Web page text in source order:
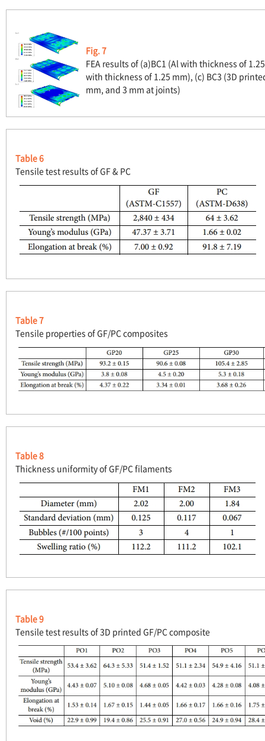
Fig. 7
FEA results of (a)BC1 (Al with thickness of
with thickness of 1.25 mm), (c) BC3 (3D
mm, and 3 mm at joints)
Table 6
Tensile test results of GF & PC
Table 7
Tensile properties of GF/PC composites
Table 8
Thickness uniformity of GF/PC filaments
Table 9
Tensile test results of 3D printed GF/PC composite